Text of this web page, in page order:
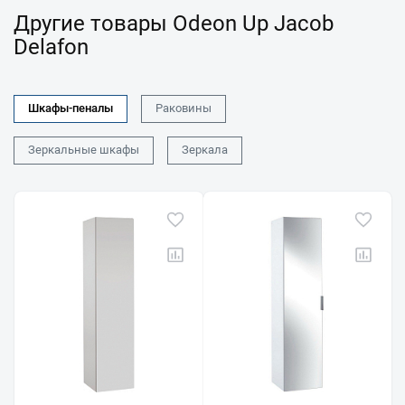
Другие товары Odeon Up Jacob
Delafon
Шкафы-пеналы Раковины
Зеркальные шкафы Зеркала